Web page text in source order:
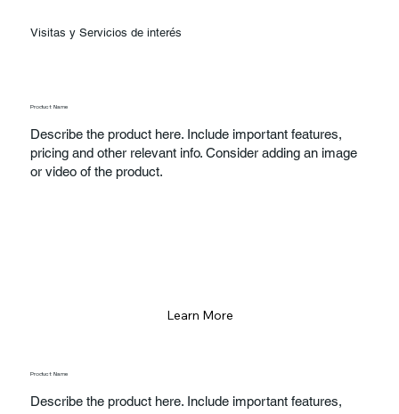
Visitas y Servicios de interés
Product Name
Describe the product here. Include important features,
pricing and other relevant info. Consider adding an image
or video of the product.
Learn More
Product Name
Describe the product here. Include important features,